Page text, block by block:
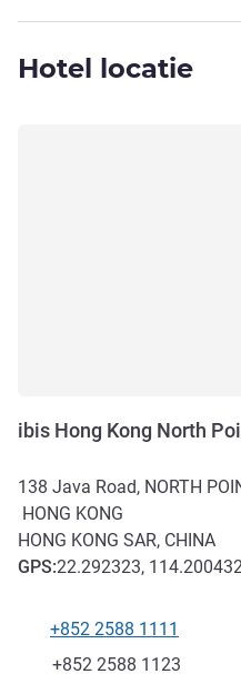
Hotel locatie
ibis Hong Kong North
138 Java Road, NORTH
HONG KONG
HONG KONG SAR, CHINA
GPS:22.292323,
Telefoon
+852 2588 1111
Fax
+852 2588 1123